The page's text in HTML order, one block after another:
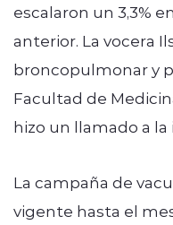
escalaron un 3,3%
anterior. La vocera
broncopulmonar y
Facultad de
hizo un llamado a
La campaña de
vigente hasta el